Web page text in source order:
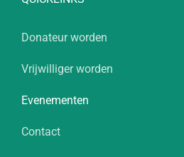
Donateur worden
Vrijwilliger worden
Evenementen
Contact